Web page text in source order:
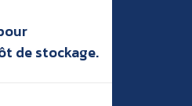
de stockage.